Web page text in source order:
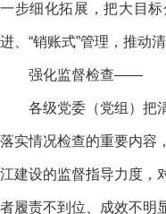
一步细化拓展，把大目
进、“销账式”管理，推动
强化监督检查——
各级党委（党组）把清
落实情况检查的重要内容
江建设的监督指导力度，
者履责不到位、成效不明